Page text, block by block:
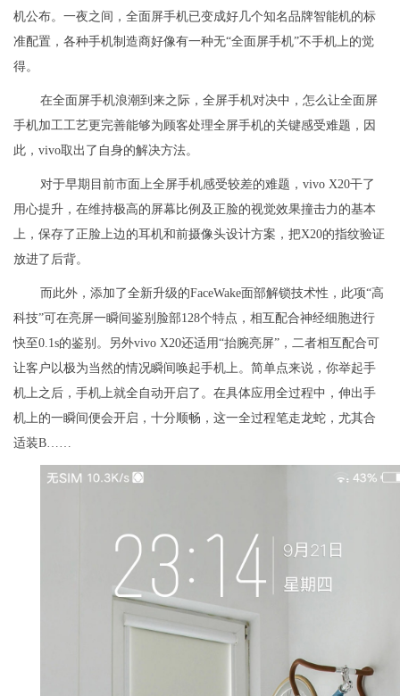
机公布。一夜之间，全面屏手机已变成好几个知名品牌智能机的标
准配置，各种手机制造商好像有一种无“全面屏手机”不手机上的觉
得。
在全面屏手机浪潮到来之际，全屏手机对决中，怎么让全面屏
手机加工工艺更完善能够为顾客处理全屏手机的关键感受难题，因
此，vivo取出了自身的解决方法。
对于早期目前市面上全屏手机感受较差的难题，vivo X20干了
用心提升，在维持极高的屏幕比例及正脸的视觉效果撞击力的基本
上，保存了正脸上边的耳机和前摄像头设计方案，把X20的指纹验证
放进了后背。
而此外，添加了全新升级的FaceWake面部解锁技术性，此项“高
科技”可在亮屏一瞬间鉴别脸部128个特点，相互配合神经细胞进行
快至0.1s的鉴别。另外vivo X20还适用“抬腕亮屏”，二者相互配合可
让客户以极为当然的情况瞬间唤起手机上。简单点来说，你举起手
机上之后，手机上就全自动开启了。在具体应用全过程中，伸出手
机上的一瞬间便会开启，十分顺畅，这一全过程笔走龙蛇，尤其合
适装B……